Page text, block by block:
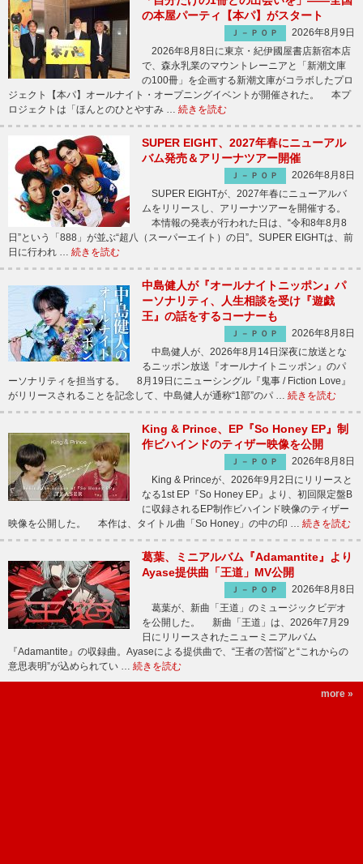
の本屋パーティ【本パ】がスタート
Ｊ－ＰＯＰ
2026年8月9日
2026年8月8日に東京・紀伊國屋書店新宿本店
で、森永乳業のマウントレーニアと「新潮文庫
の100冊」を企画する新潮文庫がコラボしたプロ
ジェクト【本パ】オールナイト・オープニングイベントが開催された。 本プ
ロジェクトは「ほんとのひとやすみ … 続きを読む
SUPER EIGHT、2027年春にニューアル
バム発売＆アリーナツアー開催
Ｊ－ＰＯＰ
2026年8月8日
SUPER EIGHTが、2027年春にニューアルバ
ムをリリースし、アリーナツアーを開催する。
本情報の発表が行われた日は、“令和8年8月8
日”という「888」が並ぶ“超八（スーパーエイト）の日”。SUPER EIGHTは、前
日に行われ … 続きを読む
中島健人が『オールナイトニッポン』パ
ーソナリティ、人生相談を受け『遊戯
王』の話をするコーナーも
Ｊ－ＰＯＰ
2026年8月8日
中島健人が、2026年8月14日深夜に放送とな
るニッポン放送『オールナイトニッポン』のパ
ーソナリティを担当する。 8月19日にニューシングル『鬼事 / Fiction Love』
がリリースされることを記念して、中島健人が通称“1部”のパ … 続きを読む
King & Prince、EP『So Honey EP』制
作ビハインドのティザー映像を公開
Ｊ－ＰＯＰ
2026年8月8日
King & Princeが、2026年9月2日にリリースと
なる1st EP『So Honey EP』より、初回限定盤B
に収録されるEP制作ビハインド映像のティザー
映像を公開した。 本作は、タイトル曲「So Honey」の中の印 … 続きを読む
葛葉、ミニアルバム『Adamantite』より
Ayase提供曲「王道」MV公開
Ｊ－ＰＯＰ
2026年8月8日
葛葉が、新曲「王道」のミュージックビデオ
を公開した。 新曲「王道」は、2026年7月29
日にリリースされたニューミニアルバム
『Adamantite』の収録曲。Ayaseによる提供曲で、“王者の苦悩”と“これからの
意思表明”が込められてい … 続きを読む
more »